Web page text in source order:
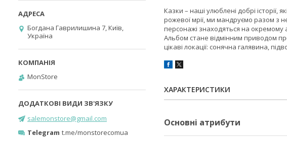
Казки – наші улюблені добрі
рожевої мрії, ми мандруємо разом з
персонажі знаходяться на окремому
Альбом стане відмінним приводом
цікаві локації: сонячна галявина,
ХАРАКТЕРИСТИКИ
Основні атрибути
Богдана Гаврилишина 7, Київ,
Україна
MonStore
salemonstore@gmail.com
Telegram t.me/monstorecomua